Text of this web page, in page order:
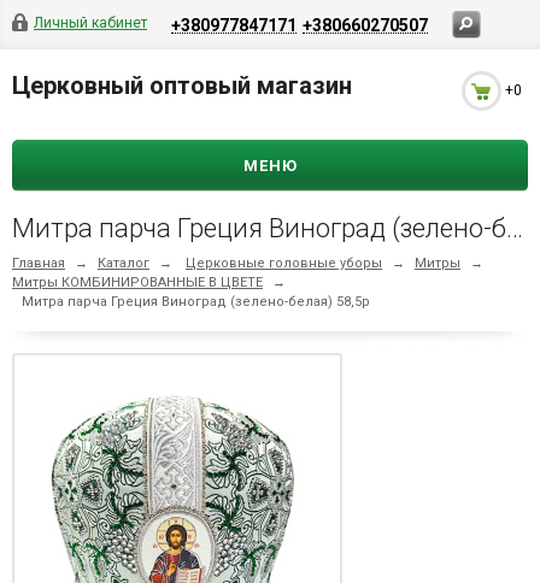
Личный кабинет +380977847171 +380660270507
Церковный оптовый магазин +0
МЕНЮ
Митра парча Греция Виноград (зелено-белая) 58,5р
Главная → Каталог → Церковные головные уборы → Митры
→
Митры КОМБИНИРОВАННЫЕ В ЦВЕТЕ
→
Митра парча Греция Виноград (зелено-белая) 58,5р